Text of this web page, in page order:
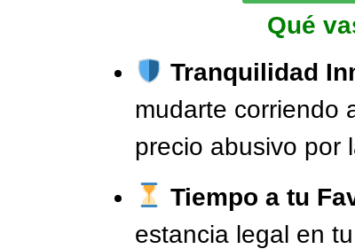
Qué
Tranquilidad
mudarte corriendo
precio abusivo por
Tiempo a tu
estancia legal en